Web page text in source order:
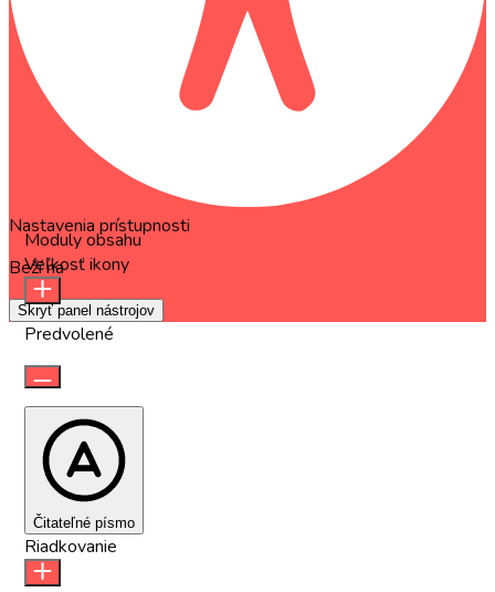
Nastavenia prístupnosti
Beží naOneTap
Skryť panel nástrojov
Moduly obsahu
Veľkosť ikony
Predvolené
Čitateľné písmo
Riadkovanie